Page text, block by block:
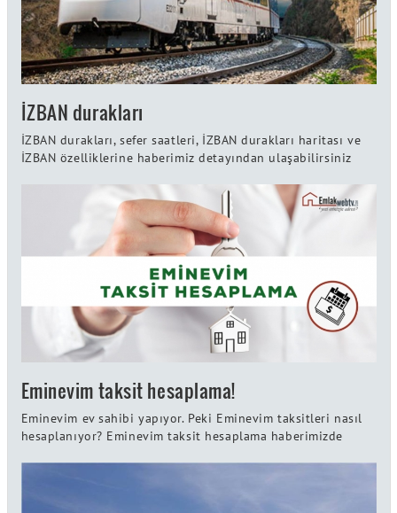
İZBAN durakları
İZBAN durakları, sefer saatleri, İZBAN durakları haritası ve
İZBAN özelliklerine haberimiz detayından ulaşabilirsiniz
Eminevim taksit hesaplama!
Eminevim ev sahibi yapıyor. Peki Eminevim taksitleri nasıl
hesaplanıyor? Eminevim taksit hesaplama haberimizde